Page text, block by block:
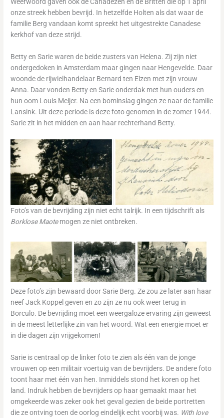
onze streek hebben bevrijd. In hetzelfde Holten als dat waar de
familie Berg vandaan komt spreekt het uitgestrekte Canadese
kerkhof van deze strijd.
Betty en Sarie waren de beide zusters van Helena. Zij zijn niet
ondergedoken in Amsterdam maar gingen naar Hengevelde. Daar
woonde de rijwielhandelaar Bernard ten Elzen met zijn vrouw
Anna. Daar vonden Betty en Sarie onderdak met hun ouders en
hun oom Louis Meijer. Na een bominslag gingen ze naar de familie
Lansink. Uit deze periode is deze foto genomen in de zomer 1944.
Sarie zit in het midden en aan haar rechterhand Betty.
Foto’s van de bevrijding zijn niet echt talrijk. In een tijdschrift als
Borklose Maotemogen ze niet ontbreken.
Deze foto’s zijn bewaard door Sarie Berg. Ze zou ze later aan haar
neef Jack Koppel geven en zo zijn ze nu ook weer terug in
Borculo. De bevrijding moet een weergaloze ervaring zijn geweest
in de meest letterlijke zin van het woord. Wat een energie moet er
in die dagen zijn vrijgekomen!
Sarie is centraal op de linker foto te zien als één van de jonge
vrouwen op een militair voertuig van de bevrijders. De andere foto
toont haar met één van hen. Inmiddels stond het koren op het
land. Indruk hebben de bevrijders op haar gemaakt maar het
omgekeerde was zeker ook het geval gezien de beide portretten
die ze ontving toen de oorlog eindelijk echt voorbij was. With love